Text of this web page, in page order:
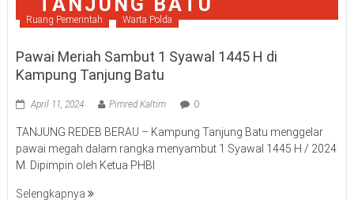
Ruang Pemerintah Warta Polda
Pawai Meriah Sambut 1 Syawal 1445 H di
Kampung Tanjung Batu
April 11, 2024 Pimred Kaltim 0
TANJUNG REDEB BERAU – Kampung Tanjung Batu menggelar
pawai megah dalam rangka menyambut 1 Syawal 1445 H / 2024
M. Dipimpin oleh Ketua PHBI
Selengkapnya